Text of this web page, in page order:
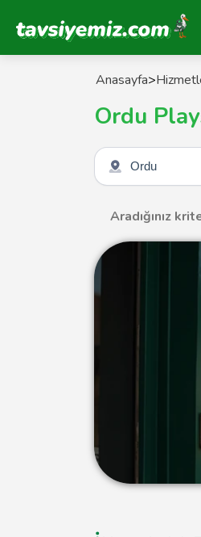
Tavsiyemiz Anasayfa
Anasayfa>
Ordu
Şehir seçin
Aradığınız